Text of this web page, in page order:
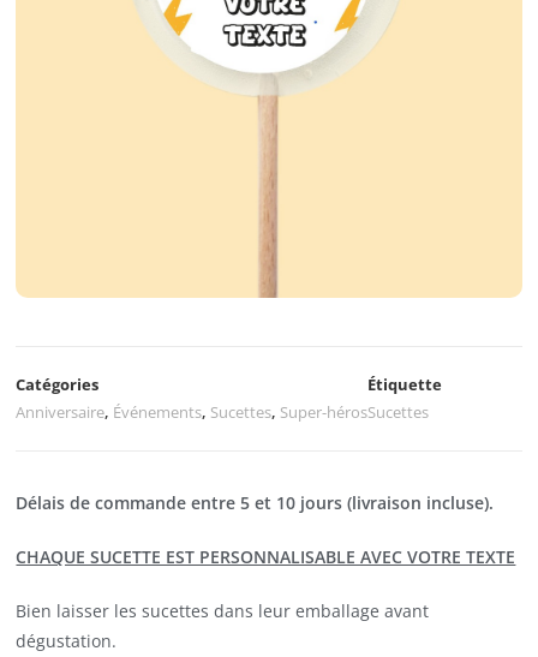
Catégories
Anniversaire, Événements, Sucettes, Super-héros
Étiquette
Sucettes
Délais de commande entre 5 et 10 jours (livraison incluse).
CHAQUE SUCETTE EST PERSONNALISABLE AVEC VOTRE TEXTE
Bien laisser les sucettes dans leur emballage avant
dégustation.